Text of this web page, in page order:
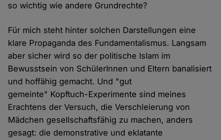
so wichtig wie andere Grundrechte?
Für mich steht hinter solchen Darstellungen eine
klare Propaganda des Fundamentalismus. Langsam
aber sicher wird so der politische Islam im
Bewusstsein von SchülerInnen und Eltern banalisiert
und hoffähig gemacht. Und "gut
gemeinte" Kopftuch-Experimente sind meines
Erachtens der Versuch, die Verschleierung von
Mädchen gesellschaftsfähig zu machen, anders
gesagt: die demonstrative und eklatante